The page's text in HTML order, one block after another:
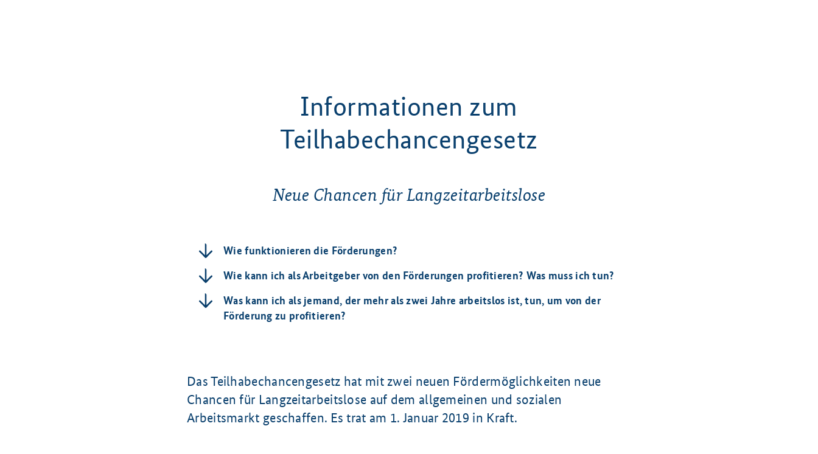
Informationen zum
Teilhabechancengesetz
Neue Chancen für Langzeitarbeitslose
Wie funktionieren die Förderungen?
Wie kann ich als Arbeitgeber von den Förderungen profitieren? Was muss ich tun?
Was kann ich als jemand, der mehr als zwei Jahre arbeitslos ist, tun, um von der
Förderung zu profitieren?
Das Teilhabechancengesetz hat mit zwei neuen Fördermöglichkeiten neue
Chancen für Langzeitarbeitslose auf dem allgemeinen und sozialen
Arbeitsmarkt geschaffen. Es trat am 1. Januar 2019 in Kraft.